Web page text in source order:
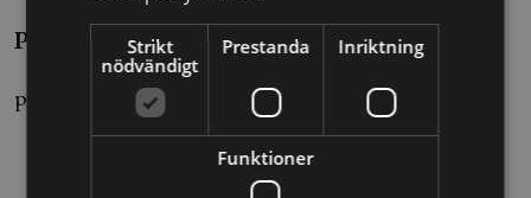
Pinak Chakraborty
pinak.chakraborty@alltomjuridik.se
Strikt
nödvändigt
Prestanda Inriktning
Funktioner